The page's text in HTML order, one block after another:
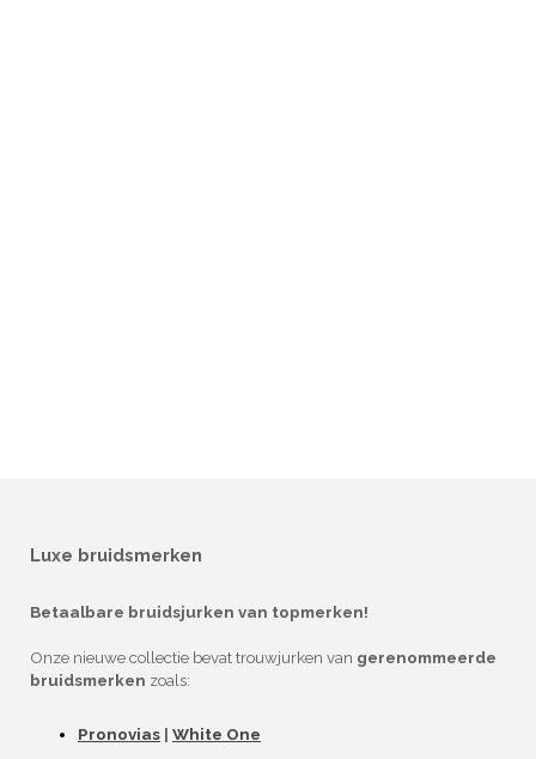
Luxe bruidsmerken
Betaalbare bruidsjurken van topmerken!
Onze nieuwe collectie bevat trouwjurken van gerenommeerde
bruidsmerken zoals:
Pronovias | White One